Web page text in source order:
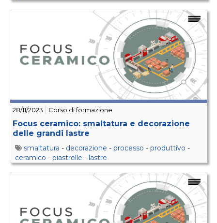
28/11/2023 Corso di formazione
Focus ceramico: smaltatura e decorazione
delle grandi lastre
smaltatura - decorazione - processo - produttivo -
ceramico - piastrelle - lastre